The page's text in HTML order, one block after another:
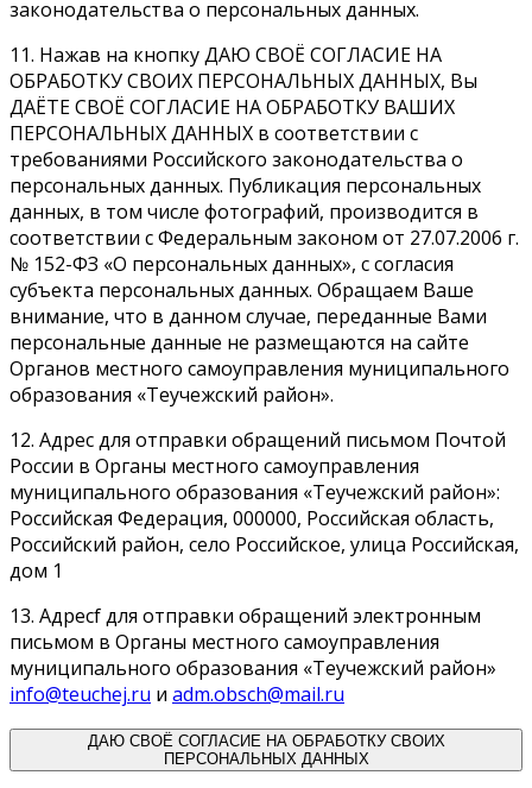
законодательства о персональных данных.
11. Нажав на кнопку ДАЮ СВОЁ СОГЛАСИЕ НА
ОБРАБОТКУ СВОИХ ПЕРСОНАЛЬНЫХ ДАННЫХ, Вы
ДАЁТЕ СВОЁ СОГЛАСИЕ НА ОБРАБОТКУ ВАШИХ
ПЕРСОНАЛЬНЫХ ДАННЫХ в соответствии с
требованиями Российского законодательства о
персональных данных. Публикация персональных
данных, в том числе фотографий, производится в
соответствии с Федеральным законом от 27.07.2006 г.
№ 152-ФЗ «О персональных данных», с согласия
субъекта персональных данных. Обращаем Ваше
внимание, что в данном случае, переданные Вами
персональные данные не размещаются на сайте
Органов местного самоуправления муниципального
образования «Теучежский район».
12. Адрес для отправки обращений письмом Почтой
России в Органы местного самоуправления
муниципального образования «Теучежский район»:
Российская Федерация, 000000, Российская область,
Российский район, село Российское, улица Российская,
дом 1
13. Адресf для отправки обращений электронным
письмом в Органы местного самоуправления
муниципального образования «Теучежский район»
info@teuchej.ru и adm.obsch@mail.ru
ДАЮ СВОЁ СОГЛАСИЕ НА ОБРАБОТКУ СВОИХ
ПЕРСОНАЛЬНЫХ ДАННЫХ